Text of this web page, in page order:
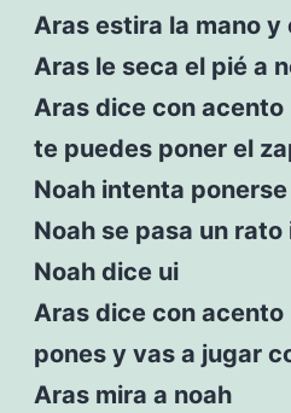
Aras estira la mano y
Aras le seca el pié a
Aras dice con acento
te puedes poner el
Noah intenta
Noah se pasa un
Noah dice ui
Aras dice con acento
pones y vas a jugar
Aras mira a noah